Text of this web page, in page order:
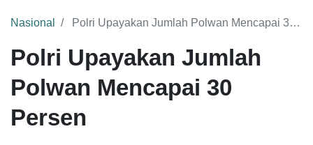
Nasional Polri Upayakan Jumlah Polwan Mencapai 30 Persen
Polri Upayakan Jumlah
Polwan Mencapai 30
Persen